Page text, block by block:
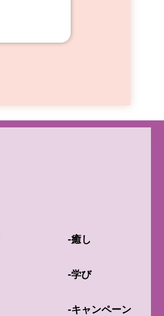
-癒し
-学び
-キャンペーン